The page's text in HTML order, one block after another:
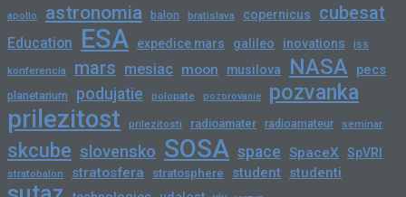
apollo astronomia balon bratislava copernicus cubesat
Education ESA expedice mars galileo inovations iss
konferencia mars mesiac moon musilova NASA pecs
planetarium podujatie polopate pozorovanie pozvanka
prilezitost prilezitosti radioamater radioamateur seminar
skcube slovensko SOSA space SpaceX SpVRI
stratobalon stratosfera stratosphere student studenti